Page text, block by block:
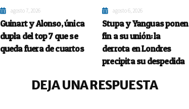
agosto 7, 2026
Guinart y Alonso, única
dupla del top 7 que se
queda fuera de cuartos
agosto 6, 2026
Stupa y Yanguas ponen
fin a su unión: la
derrota en Londres
precipita su despedida
DEJA UNA RESPUESTA